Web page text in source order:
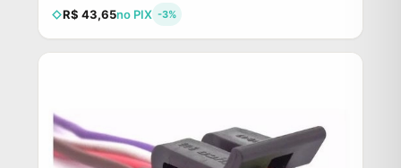
R$ 43,65no PIX -3%